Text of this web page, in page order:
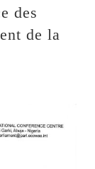
des
de la